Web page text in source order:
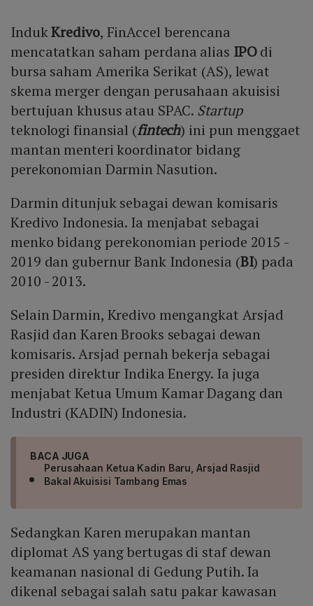
IndukKredivo, FinAccel berencana
mencatatkan saham perdana alias IPOdi
bursa saham Amerika Serikat (AS), lewat
skema merger dengan perusahaan akuisisi
bertujuan khusus atau SPAC. Startup
teknologi finansial (fintech) ini pun menggaet
mantan menteri koordinator bidang
perekonomian Darmin Nasution.
Darmin ditunjuk sebagai dewan komisaris
Kredivo Indonesia. Ia menjabat sebagai
menko bidang perekonomian periode 2015 -
2019 dan gubernur Bank Indonesia (BI) pada
2010 - 2013.
Selain Darmin, Kredivo mengangkat Arsjad
Rasjid dan Karen Brooks sebagai dewan
komisaris. Arsjad pernah bekerja sebagai
presiden direktur Indika Energy. Ia juga
menjabat Ketua Umum Kamar Dagang dan
Industri (KADIN) Indonesia.
BACA JUGA
Perusahaan Ketua Kadin Baru, Arsjad Rasjid
Bakal Akuisisi Tambang Emas
Sedangkan Karen merupakan mantan
diplomat AS yang bertugas di staf dewan
keamanan nasional di Gedung Putih. Ia
dikenal sebagai salah satu pakar kawasan